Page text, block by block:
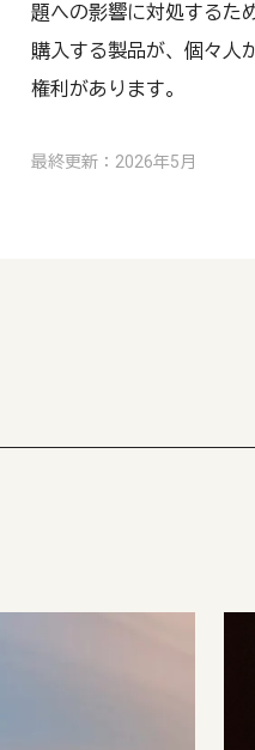
題への影響に対処するた
購入する製品が、個々人
権利があります。
最終更新：2026年5月